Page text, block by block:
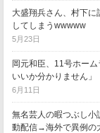
大盛翔兵さん、村下
してしまうwwwww
5月23日
岡元和臣、11号ホー
いいか分かりません」
6月11日
無名芸人の暇つぶし小
動配信→海外で異例の